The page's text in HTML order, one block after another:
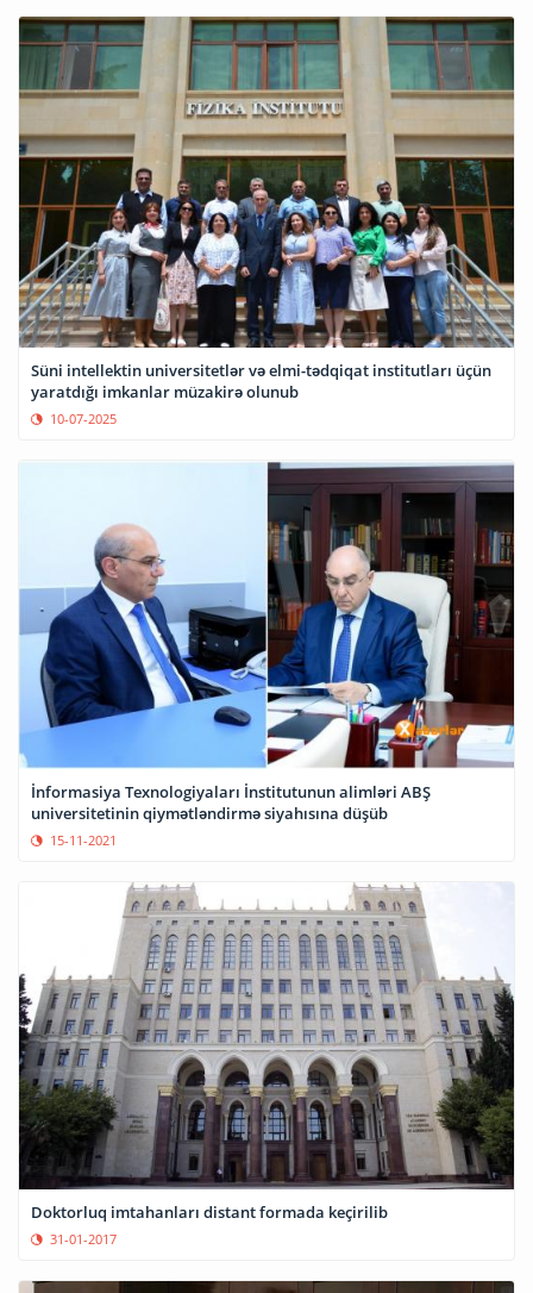
Süni intellektin universitetlər və elmi-tədqiqat institutları üçün
yaratdığı imkanlar müzakirə olunub
10-07-2025
İnformasiya Texnologiyaları İnstitutunun alimləri ABŞ
universitetinin qiymətləndirmə siyahısına düşüb
15-11-2021
Doktorluq imtahanları distant formada keçirilib
31-01-2017